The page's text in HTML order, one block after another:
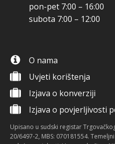
pon-pet 7:00 – 16:00
subota 7:00 – 12:00
O nama
Uvjeti korištenja
Izjava o konverziji
Izjava o povjerljivosti
Upisano u sudski registar
20/6497-2, MBS: 070181554.